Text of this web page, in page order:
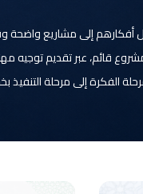
إلى مشاريع واضحة
قائم، عبر تقديم توجيه
الفكرة إلى مرحلة